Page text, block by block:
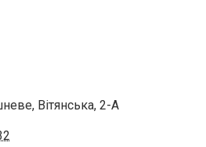
Вітянська, 2-А